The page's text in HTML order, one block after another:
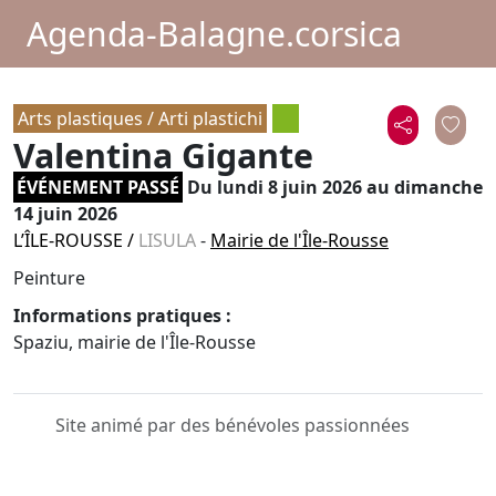
Agenda-Balagne.corsica
Arts plastiques / Arti plastichi
Valentina Gigante
ÉVÉNEMENT PASSÉ Du lundi 8 juin 2026au dimanche
14 juin 2026
L’ÎLE-ROUSSE / LISULA- Mairie de l'Île-Rousse
Peinture
Informations pratiques :
Spaziu, mairie de l'Île-Rousse
Site animé par des bénévoles passionnées